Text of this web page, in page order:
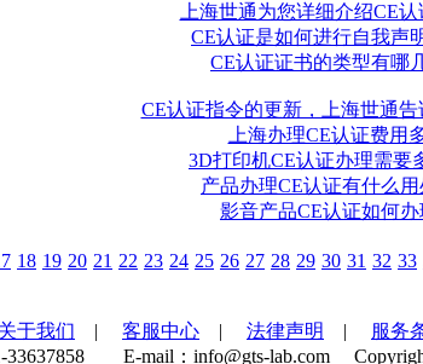
上海世通为您详细介绍CE
CE认证是如何进行自我声
CE认证证书的类型有哪
CE认证指令的更新，上海世通
上海办理CE认证费用
3D打印机CE认证办理需要
产品办理CE认证有什么
影音产品CE认证如何
18 19 20 21 22 23 24 25 26 27 28 29 30 31 32 33
关于我们 | 客服中心 | 法律声明 | 服务
E-mail：info@gts-lab.com